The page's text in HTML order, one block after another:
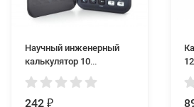
Научный инженерный
калькулятор 10
разрядный Kenko KK-
105B
242 ₽
12S